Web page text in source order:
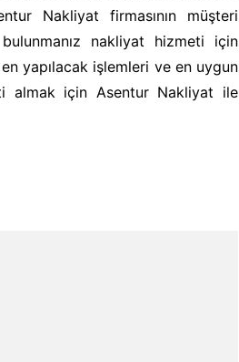
Nakliyat firmasının müşteri
nakliyat hizmeti için
yapılacak işlemleri ve en uygun
almak için Asentur Nakliyat ile